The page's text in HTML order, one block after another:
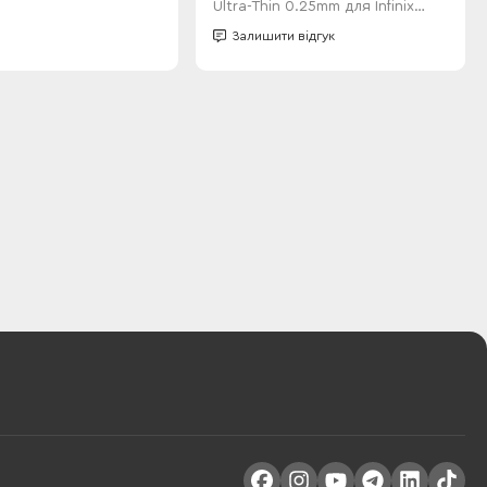
Ultra-Thin 0.25mm для Infinix
SMART 8 Plus Black
Залишити відгук